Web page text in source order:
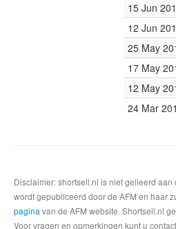
15 Jun
12 Jun
25 May
17 May
12 May
24 Mar
Disclaimer: shortsell.nl is niet gelieerd aan
wordt gepubliceerd door de AFM en haar
pagina van de AFM website. Shortsell.nl
Voor vragen en opmerkingen kunt u